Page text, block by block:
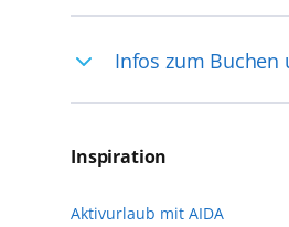
selten, sodass
das Reiseerlebnis
Infos zum Buchen
Verfügung stehen.
Inspiration
Aktivurlaub mit AIDA